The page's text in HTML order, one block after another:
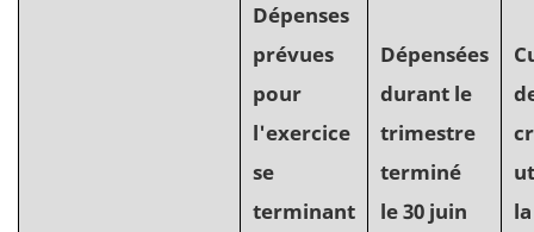
Dépenses
prévues
pour
l'exercice
se
terminant
Dépensées
durant le
trimestre
terminé
le 30 juin